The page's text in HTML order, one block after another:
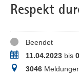
Respekt
StatusBeendet
Zeitraum11.04.2023 bis
Meldungen
3046